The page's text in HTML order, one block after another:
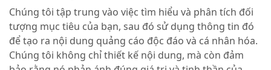
Chúng tôi tập trung vào việc tìm hiểu và phân tích đối
tượng mục tiêu của bạn, sau đó sử dụng thông tin đó
để tạo ra nội dung quảng cáo độc đáo và cá nhân hóa.
Chúng tôi không chỉ thiết kế nội dung, mà còn đảm